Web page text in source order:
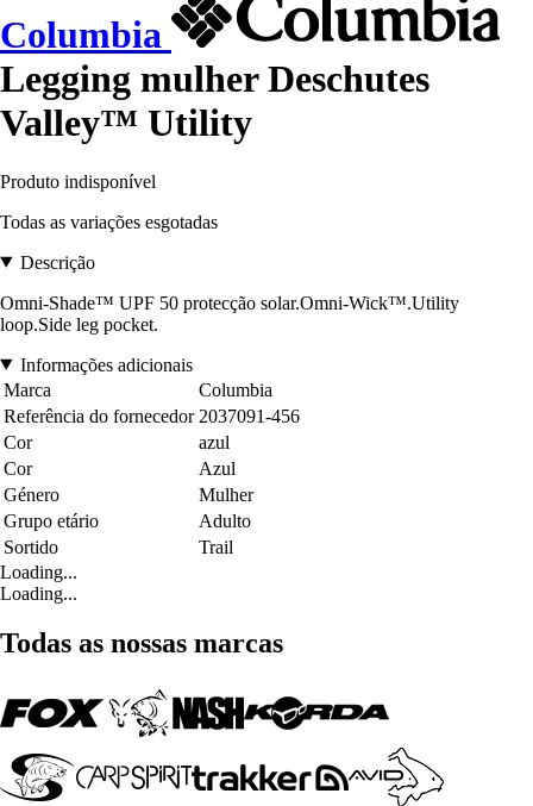
Columbia
Legging mulher Deschutes
Valley™ Utility
Produto indisponível
Todas as variações esgotadas
Descrição
Omni-Shade™ UPF 50 protecção solar.Omni-Wick™.Utility
loop.Side leg pocket.
Informações adicionais
Marca
Columbia
Referência do fornecedor 2037091-456
Cor
azul
Cor
Azul
Género
Mulher
Grupo etário
Adulto
Sortido
Trail
Loading...
Loading...
Todas as nossas marcas